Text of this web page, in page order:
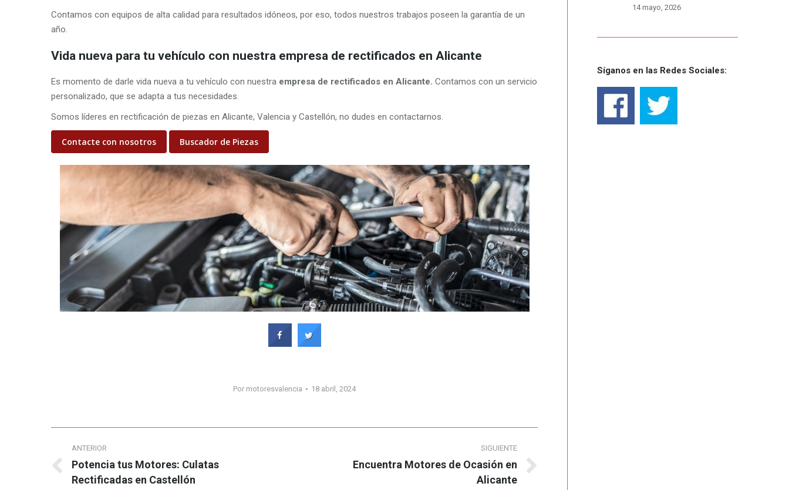
Contamos con equipos de alta calidad para resultados idóneos, por eso, todos nuestros trabajos poseen la garantía de un
año.
Vida nueva para tu vehículo con nuestra empresa de rectificados en Alicante
Es momento de darle vida nueva a tu vehículo con nuestra empresa de rectificados en Alicante. Contamos con un servicio
personalizado, que se adapta a tus necesidades.
Somos líderes en rectificación de piezas en Alicante, Valencia y Castellón, no dudes en contactarnos.
Contacte con nosotros Buscador de Piezas
Por motoresvalencia 18 abril, 2024
entre
ANTERIOR
Publicación
anterior:
Potencia tus Motores: Culatas
Rectificadas en Castellón
SIGUIENTE
Publicación
Encuentra Motores de Ocasión en
Alicante
14 mayo, 2026
Síganos en las Redes Sociales: